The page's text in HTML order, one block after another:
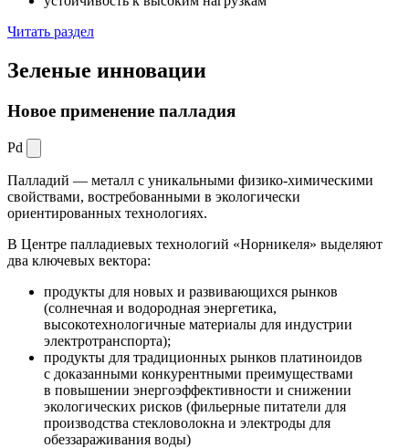
Читать раздел
Зеленые инновации
Новое применение палладия
Pd
Палладий — металл с уникальными физико-химическими
свойствами, востребованными в экологически
ориентированных технологиях.
В Центре палладиевых технологий «Норникеля» выделяют
два ключевых вектора:
продукты для новых и развивающихся рынков
(солнечная и водородная энергетика,
высокотехнологичные материалы для индустрии
электротранспорта);
продукты для традиционных рынков платиноидов
с доказанными конкурентными преимуществами
в повышении энергоэффективности и снижении
экологических рисков (фильерные питатели для
производства стекловолокна и электроды для
обеззараживания воды)